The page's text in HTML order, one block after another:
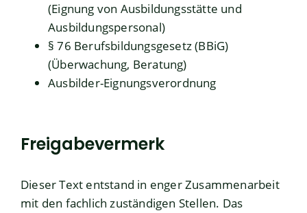
(Eignung von Ausbildungsstätte und
Ausbildungspersonal)
§ 76 Berufsbildungsgesetz (BBiG)
(Überwachung, Beratung)
Ausbilder-Eignungsverordnung
Freigabevermerk
Dieser Text entstand in enger Zusammenarbeit
mit den fachlich zuständigen Stellen. Das